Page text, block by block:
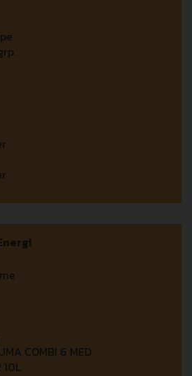
COMBI 6 MED
10L